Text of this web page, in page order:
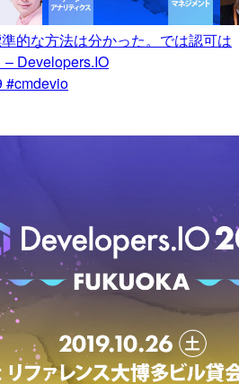
的な方法は分かった。では認可は
– Developers.IO
#cmdevio